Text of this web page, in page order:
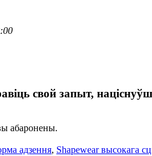
свой запыт,
абаронены.
адзення, Shapewear высокага